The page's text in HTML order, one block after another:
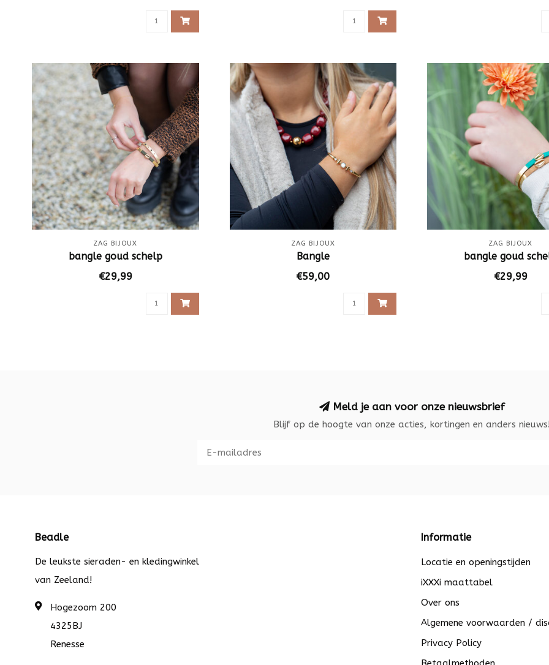
ZAG BIJOUX
bangle goud schelp
€29,99
ZAG BIJOUX
Bangle
€59,00
ZAG BIJOUX
bangle goud
€29,99
Meld je aan voor onze nieuwsbrief
Blijf op de hoogte van onze acties, kortingen en anders
Beadle
De leukste sieraden- en kledingwinkel
van Zeeland!
Hogezoom 200
4325BJ
Renesse
Informatie
Locatie en openingstijden
iXXXi maattabel
Over ons
Algemene voorwaarden /
Privacy Policy